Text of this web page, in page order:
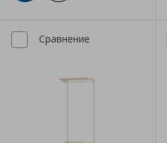
Сравнение